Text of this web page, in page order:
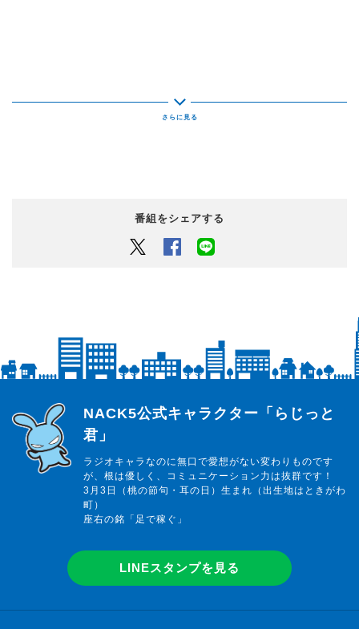
番組をシェアする
Twitter Facebook
らじっと君
NACK5公式キャラクター「らじっと
君」
ラジオキャラなのに無口で愛想がない変わりものです
が、根は優しく、コミュニケーション力は抜群です！
3月3日（桃の節句・耳の日）生まれ（出生地はときがわ
町）
座右の銘「足で稼ぐ」
LINEスタンプを見る